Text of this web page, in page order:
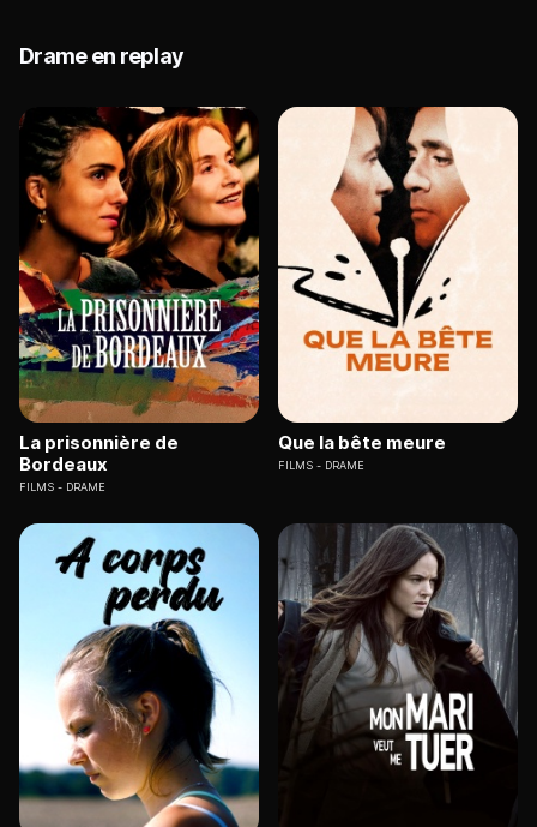
Drame en replay
La prisonnière de
Bordeaux
FILMS DRAME
Que la bête meure
FILMS DRAME